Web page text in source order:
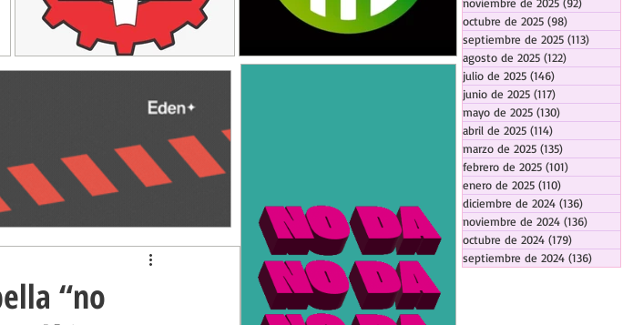
“no
octubre de 2025 (98)
septiembre de 2025 (113)
agosto de 2025 (122)
julio de 2025 (146)
junio de 2025 (117)
mayo de 2025 (130)
abril de 2025 (114)
marzo de 2025 (135)
febrero de 2025 (101)
enero de 2025 (110)
diciembre de 2024 (136)
noviembre de 2024 (136)
octubre de 2024 (179)
septiembre de 2024 (136)